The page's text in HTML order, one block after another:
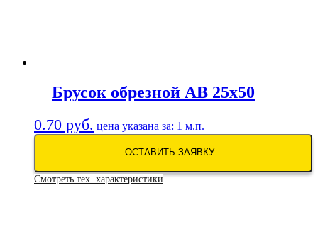
Брусок обрезной АВ 25х50
0.70 руб. цена указана за: 1 м.п.
ОСТАВИТЬ ЗАЯВКУ
Смотреть тех. характеристики